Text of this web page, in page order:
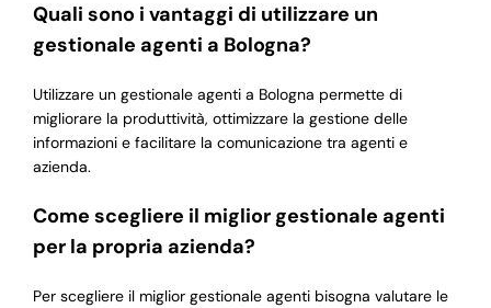
Quali sono i vantaggi di utilizzare un
gestionale agenti a Bologna?
Utilizzare un gestionale agenti a Bologna permette di
migliorare la produttività, ottimizzare la gestione delle
informazioni e facilitare la comunicazione tra agenti e
azienda.
Come scegliere il miglior gestionale agenti
per la propria azienda?
Per scegliere il miglior gestionale agenti bisogna valutare le